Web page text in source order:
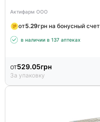
Актифарм ООО
от5.29грн на бонусный счет
в наличии в 137 аптеках
от529.05грн
За упаковку